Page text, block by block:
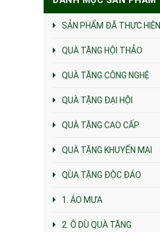
SẢN PHẨM ĐÃ THỰC HIỆN
QUÀ TẶNG HỘI THẢO
QUÀ TẶNG CÔNG NGHỆ
QUÀ TẶNG ĐẠI HỘI
QUÀ TẶNG CAO CẤP
QUÀ TẶNG KHUYẾN MẠI
QÙA TẶNG ĐỘC ĐÁO
1. ÁO MƯA
2. Ô DÙ QUÀ TẶNG